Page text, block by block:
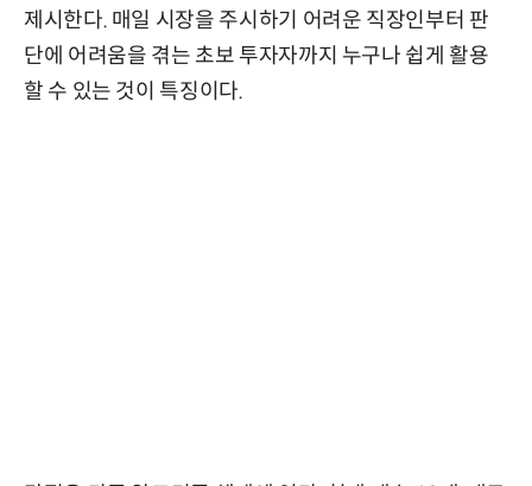
제시한다. 매일 시장을 주시하기 어려운 직장인부터 판
단에 어려움을 겪는 초보 투자자까지 누구나 쉽게 활용
할 수 있는 것이 특징이다.